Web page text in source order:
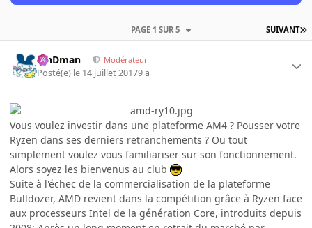
SUIVANT
PAGE 1 SUR 5
RinDman Modérateur
Posté(e) le 14 juillet 20179 a
Vous voulez investir dans une plateforme AM4 ? Pousser votre
Ryzen dans ses derniers retranchements ? Ou tout
simplement voulez vous familiariser sur son fonctionnement.
Alors soyez les bienvenus au club
Suite à l'échec de la commercialisation de la plateforme
Bulldozer, AMD revient dans la compétition grâce à Ryzen face
aux processeurs Intel de la génération Core, introduits depuis